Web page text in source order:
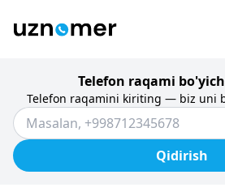
Telefon raqami
Telefon raqamini kiriting — biz uni
Qidirish